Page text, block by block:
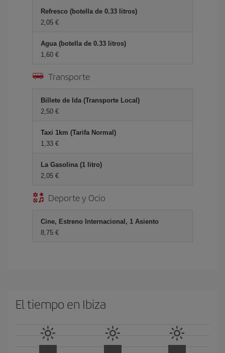
Refresco (botella de 0.33 litros)
2,05 €
Agua (botella de 0.33 litros)
1,60 €
Transporte
Billete de Ida (Transporte Local)
2,50 €
Taxi 1km (Tarifa Normal)
1,33 €
La Gasolina (1 litro)
2,05 €
Deporte y Ocio
Cine, Estreno Internacional, 1 Asiento
8,75 €
El tiempo en Ibiza